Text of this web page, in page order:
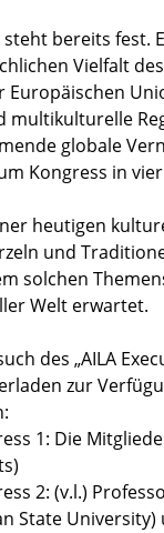
steht bereits fest.
Vielfalt
Europäischen
multikulturelle
globale
Kongress in
heutigen
und
solchen
Welt erwartet.
des „AILA
zur
1: Die
2: (v.l.)
State